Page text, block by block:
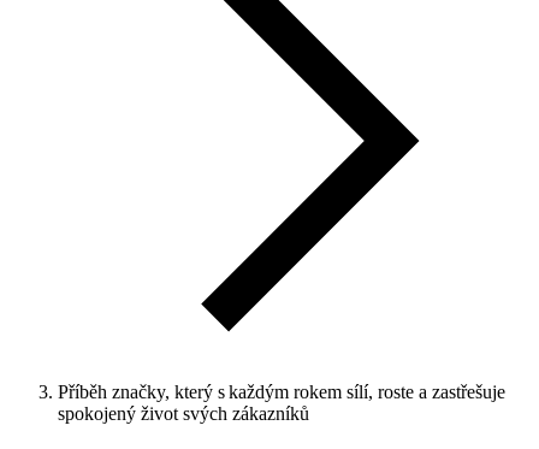
Příběh značky, který s každým rokem sílí, roste a zastřešuje
spokojený život svých zákazníků